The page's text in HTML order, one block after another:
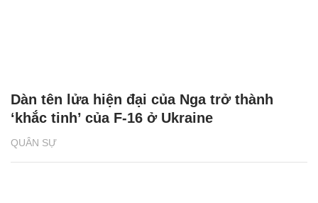
QUÂN SỰ
Dàn tên lửa hiện đại của Nga trở thành
‘khắc tinh’ của F-16 ở Ukraine